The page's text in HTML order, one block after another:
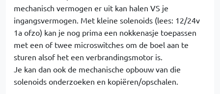
mechanisch vermogen er uit kan halen VS je
ingangsvermogen. Met kleine solenoids (lees: 12/24v
1a ofzo) kan je nog prima een nokkenasje toepassen
met een of twee microswitches om de boel aan te
sturen alsof het een verbrandingsmotor is.
Je kan dan ook de mechanische opbouw van die
solenoids onderzoeken en kopiëren/opschalen.